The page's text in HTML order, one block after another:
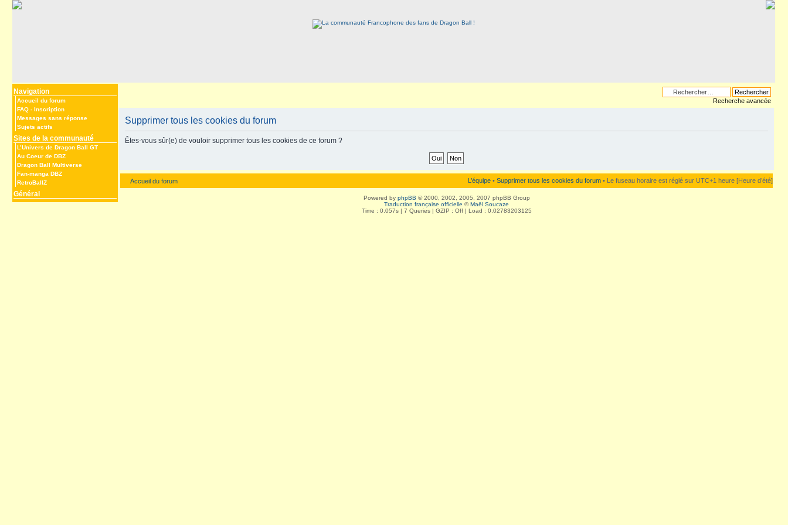
Navigation
Accueil du forum
FAQ - Inscription
Messages sans réponse
Sujets actifs
Sites de la communauté
L’Univers de Dragon Ball GT
Au Coeur de DBZ
Dragon Ball Multiverse
Fan-manga DBZ
RetroBallZ
Général
Recherche avancée
Supprimer tous les cookies du forum
Êtes-vous sûr(e) de vouloir supprimer tous les cookies de ce forum ?
Accueil du forum L’équipe • Supprimer tous les cookies du forum • Le fuseau horaire est réglé sur UTC+1 heure [Heure d’été]
Powered by phpBB © 2000, 2002, 2005, 2007 phpBB Group
Traduction française officielle ©Maël Soucaze
Time : 0.057s | 7 Queries | GZIP : Off | Load : 0.02783203125